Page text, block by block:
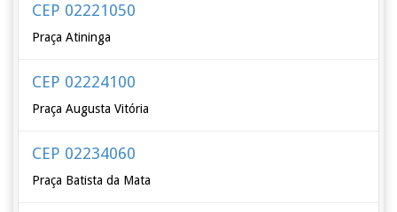
CEP 02221050
Praça Atininga
CEP 02224100
Praça Augusta Vitória
CEP 02234060
Praça Batista da Mata